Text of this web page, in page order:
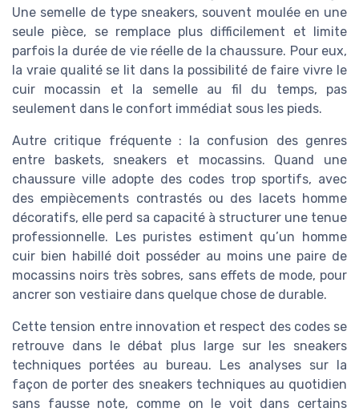
Une semelle de type sneakers, souvent moulée en une
seule pièce, se remplace plus difficilement et limite
parfois la durée de vie réelle de la chaussure. Pour eux,
la vraie qualité se lit dans la possibilité de faire vivre le
cuir mocassin et la semelle au fil du temps, pas
seulement dans le confort immédiat sous les pieds.
Autre critique fréquente : la confusion des genres
entre baskets, sneakers et mocassins. Quand une
chaussure ville adopte des codes trop sportifs, avec
des empiècements contrastés ou des lacets homme
décoratifs, elle perd sa capacité à structurer une tenue
professionnelle. Les puristes estiment qu’un homme
cuir bien habillé doit posséder au moins une paire de
mocassins noirs très sobres, sans effets de mode, pour
ancrer son vestiaire dans quelque chose de durable.
Cette tension entre innovation et respect des codes se
retrouve dans le débat plus large sur les sneakers
techniques portées au bureau. Les analyses sur la
façon de porter des sneakers techniques au quotidien
sans fausse note, comme on le voit dans certains